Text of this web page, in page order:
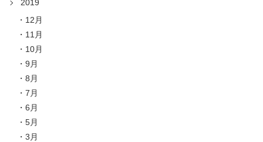
2019
12月
11月
10月
9月
8月
7月
6月
5月
3月